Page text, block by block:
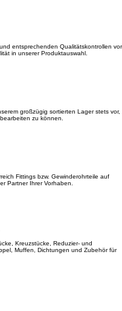
entsprechenden Qualitätskontrollen vor
in unserer Produktauswahl.
großzügig sortierten Lager stets vor,
zu können.
Fittings bzw. Gewinderohrteile auf
Partner Ihrer Vorhaben.
Kreuzstücke, Reduzier- und
Muffen, Dichtungen und Zubehör für